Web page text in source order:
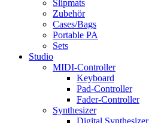
Slipmats
Zubehör
Cases/Bags
Portable PA
Sets
Studio
MIDI-Controller
Keyboard
Pad-Controller
Fader-Controller
Synthesizer
Digital Synthesizer